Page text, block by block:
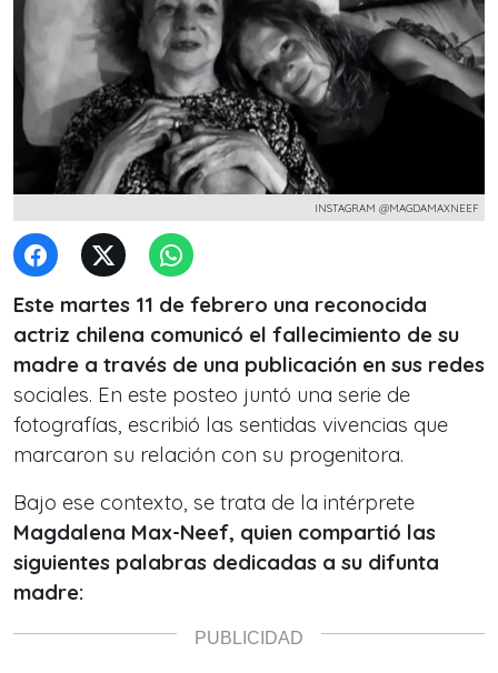
INSTAGRAM @MAGDAMAXNEEF
Este martes 11 de febrero una reconocida
actriz chilena comunicó el fallecimiento de su
madre a través de una publicación en sus redes
sociales. En este posteo juntó una serie de
fotografías, escribió las sentidas vivencias que
marcaron su relación con su progenitora.
Bajo ese contexto, se trata de la intérprete
Magdalena Max-Neef, quien compartió las
siguientes palabras dedicadas a su difunta
madre: